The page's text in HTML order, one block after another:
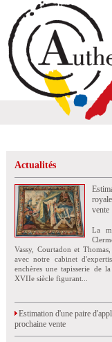
Actualités
vente
La
Vassy, Courtadon et
avec notre cabinet
enchères une tapisserie de
XVIIe siècle figurant...
Estimation d'une paire
prochaine vente